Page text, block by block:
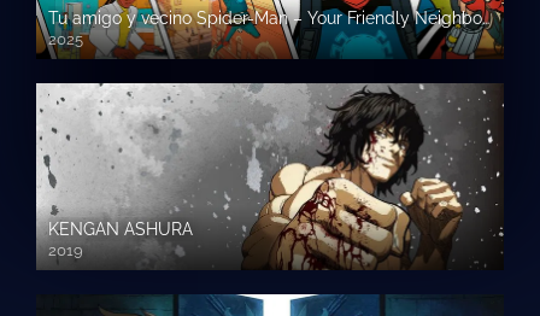
Tu amigo y vecino Spider-Man – Your Friendly Neighborhood Spider-Man
2025
KENGAN ASHURA
2019